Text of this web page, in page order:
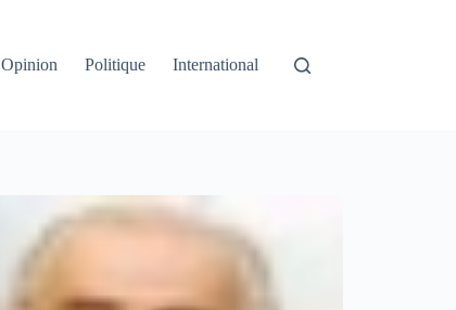
Opinion Politique International